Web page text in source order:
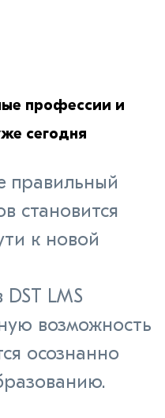
профессии и
сегодня
правильный
становится
к новой
LMS
возможность
осознанно